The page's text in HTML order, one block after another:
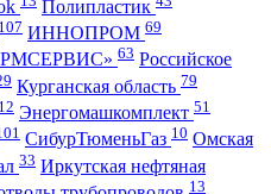
Полипластик
107 ИННОПРОМ 69
63 Российское
Курганская область 79
Энергомашкомплект 51
СибурТюменьГаз 10 Омская
33 Иркутская нефтяная
13